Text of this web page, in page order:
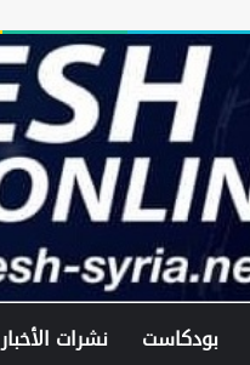
بودكاست نشرات الأخبار